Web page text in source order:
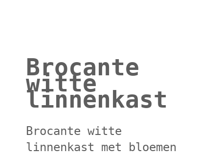
Brocante
witte
linnenkast
Brocante witte
linnenkast met bloemen